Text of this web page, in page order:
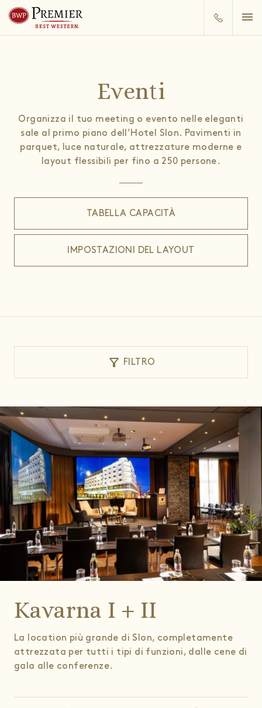
Eventi
Organizza il tuo meeting o evento nelle eleganti
sale al primo piano dell’Hotel Slon. Pavimenti in
parquet, luce naturale, attrezzature moderne e
layout flessibili per fino a 250 persone.
TABELLA CAPACITÀ
IMPOSTAZIONI DEL LAYOUT
filter_alt FILTRO
Kavarna I + II
La location più grande di Slon, completamente
attrezzata per tutti i tipi di funzioni, dalle cene di
gala alle conferenze.